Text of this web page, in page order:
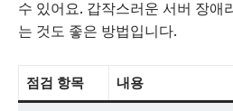
수 있어요. 갑작스러운 서버 장애
는 것도 좋은 방법입니다.
점검 항목 내용